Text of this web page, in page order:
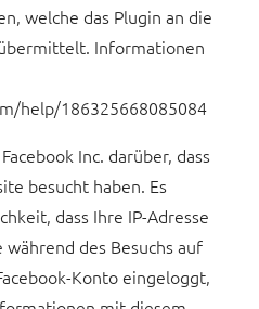
welche das Plugin an die
Informationen
help/186325668085084
Inc. darüber, dass
besucht haben. Es
dass Ihre IP-Adresse
des Besuchs auf
Konto eingeloggt,